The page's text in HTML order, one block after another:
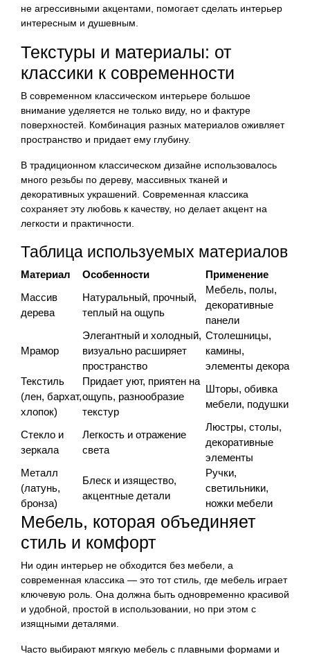
не агрессивными акцентами, помогает сделать интерьер
интересным и душевным.
Текстуры и материалы: от
классики к современности
В современном классическом интерьере большое
внимание уделяется не только виду, но и фактуре
поверхностей. Комбинация разных материалов оживляет
пространство и придает ему глубину.
В традиционном классическом дизайне использовалось
много резьбы по дереву, массивных тканей и
декоративных украшений. Современная классика
сохраняет эту любовь к качеству, но делает акцент на
легкости и практичности.
Таблица используемых материалов
Материал Особенности
Применение
Массив
дерева
Натуральный, прочный,
теплый на ощупь
Мебель, полы,
декоративные
панели
Мрамор
Элегантный и холодный,
визуально расширяет
пространство
Столешницы,
камины,
элементы декора
Текстиль
(лен, бархат,
хлопок)
Придает уют, приятен на
ощупь, разнообразие
текстур
Шторы, обивка
мебели, подушки
Стекло и
зеркала
Легкость и отражение
света
Люстры, столы,
декоративные
элементы
Металл
(латунь,
бронза)
Блеск и изящество,
акцентные детали
Ручки,
светильники,
ножки мебели
Мебель, которая объединяет
стиль и комфорт
Ни один интерьер не обходится без мебели, а
современная классика — это тот стиль, где мебель играет
ключевую роль. Она должна быть одновременно красивой
и удобной, простой в использовании, но при этом с
изящными деталями.
Часто выбирают мягкую мебель с плавными формами и